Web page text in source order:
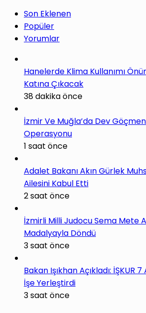
Son Eklenen
Popüler
Yorumlar
Hanelerde Klima Kullanımı
Katına Çıkacak
38 dakika önce
İzmir Ve Muğla’da Dev Göçmen
Operasyonu
1 saat önce
Adalet Bakanı Akın Gürlek
Ailesini Kabul Etti
2 saat önce
İzmirli Milli Judocu Sema Mete
Madalyayla Döndü
3 saat önce
Bakan Işıkhan Açıkladı: İŞKUR
İşe Yerleştirdi
3 saat önce